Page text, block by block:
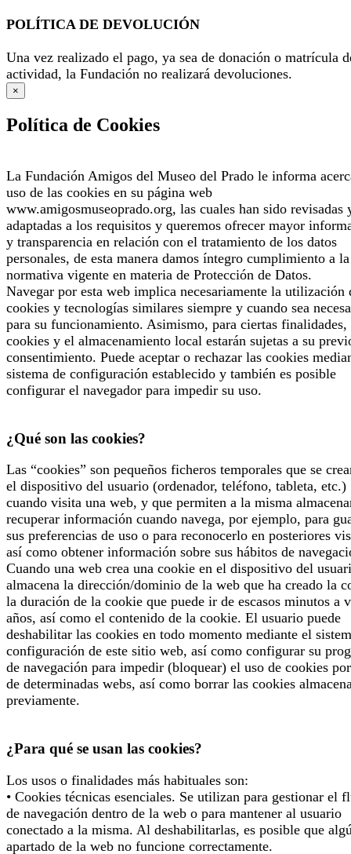
POLÍTICA DE DEVOLUCIÓN
Una vez realizado el pago, ya sea de donación o matrícula
actividad, la Fundación no realizará devoluciones.
×
Política de Cookies
La Fundación Amigos del Museo del Prado le informa
uso de las cookies en su página web
www.amigosmuseoprado.org, las cuales han sido revisadas
adaptadas a los requisitos y queremos ofrecer mayor
y transparencia en relación con el tratamiento de los datos
personales, de esta manera damos íntegro cumplimiento a la
normativa vigente en materia de Protección de Datos.
Navegar por esta web implica necesariamente la utilización
cookies y tecnologías similares siempre y cuando sea
para su funcionamiento. Asimismo, para ciertas finalidades,
cookies y el almacenamiento local estarán sujetas a su
consentimiento. Puede aceptar o rechazar las cookies
sistema de configuración establecido y también es posible
configurar el navegador para impedir su uso.
¿Qué son las cookies?
Las “cookies” son pequeños ficheros temporales que se
el dispositivo del usuario (ordenador, teléfono, tableta, etc.)
cuando visita una web, y que permiten a la misma
recuperar información cuando navega, por ejemplo, para
sus preferencias de uso o para reconocerlo en posteriores
así como obtener información sobre sus hábitos de
Cuando una web crea una cookie en el dispositivo del
almacena la dirección/dominio de la web que ha creado la
la duración de la cookie que puede ir de escasos minutos a
años, así como el contenido de la cookie. El usuario puede
deshabilitar las cookies en todo momento mediante el
configuración de este sitio web, así como configurar su
de navegación para impedir (bloquear) el uso de cookies
de determinadas webs, así como borrar las cookies
previamente.
¿Para qué se usan las cookies?
Los usos o finalidades más habituales son:
• Cookies técnicas esenciales. Se utilizan para gestionar el
de navegación dentro de la web o para mantener al usuario
conectado a la misma. Al deshabilitarlas, es posible que
apartado de la web no funcione correctamente.